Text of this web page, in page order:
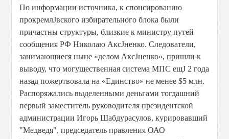
По информации источника, к спонсированию
прокремлЈвского избирательного блока были
причастны структуры, близкие к министру путей
сообщения РФ Николаю АксЈненко. Следователи,
занимающиеся ныне «делом АксЈненко», пришли к
выводу, что могущественная система МПС ещЈ 2 года
назад пожертвовала на «Единство» не менее $5 млн.
Распоряжались выделенными деньгами тогдашний
первый заместитель руководителя президентской
администрации Игорь Шабдурасулов, курировавший
"Медведя", председатель правления ОАО